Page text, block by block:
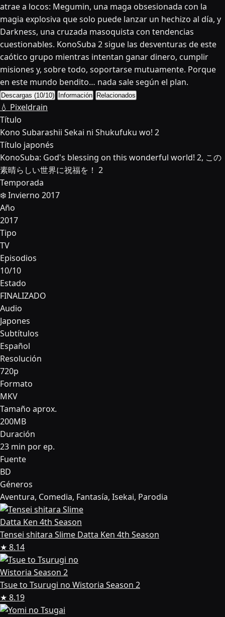
atrae a locos: Megumin, una maga obsesionada con la
magia explosiva que solo puede lanzar un hechizo al día, y
Darkness, una cruzada masoquista con tendencias
cuestionables. KonoSuba 2 sigue las desventuras de este
caótico grupo mientras intentan ganar dinero, cumplir
misiones y, sobre todo, soportarse mutuamente. Porque
en este mundo bendito… nada sale según el plan.
Descargas (10/10) Información Relacionados
💧 Pixeldrain
Título
Kono Subarashii Sekai ni Shukufuku wo! 2
Título japonés
KonoSuba: God's blessing on this wonderful world! 2, この
素晴らしい世界に祝福を！ 2
Temporada
❄️ Invierno 2017
Año
2017
Tipo
TV
Episodios
10/10
Estado
FINALIZADO
Audio
Japones
Subtítulos
Español
Resolución
720p
Formato
MKV
Tamaño aprox.
200MB
Duración
23 min por ep.
Fuente
BD
Géneros
Aventura, Comedia, Fantasía, Isekai, Parodia
Tensei shitara Slime Datta Ken 4th Season
★ 8.14
Tsue to Tsurugi no Wistoria Season 2
★ 8.19